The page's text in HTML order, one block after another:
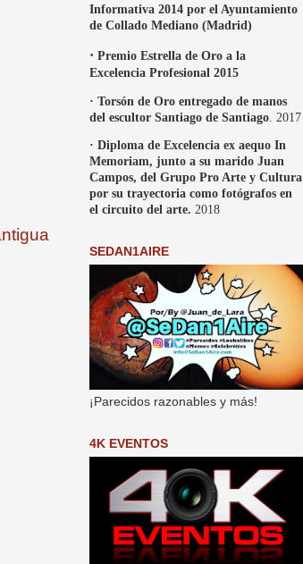
Informativa 2014 por el Ayuntamiento
de Collado Mediano (Madrid)
· Premio Estrella de Oro a la
Excelencia Profesional 2015
· Torsón de Oro entregado de manos
del escultor Santiago de Santiago . 2017
· Diploma de Excelencia ex aequo In
Memoriam, junto a su marido Juan
Campos, del Grupo Pro Arte y Cultura
por su trayectoria como fotógrafos en
el circuito del arte. 2018
SEDAN1AIRE
¡Parecidos razonables y más!
4K EVENTOS